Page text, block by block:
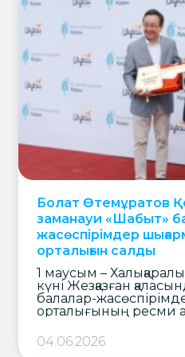
Болат Өтемұратов
заманауи «Шабыт»
жасөспірімдер
орталығын салды
1 маусым –
күні Жезқазған
балалар-
орталығының ресми
білім беру және
кеңістіктерінің бірі.
04.06.2026